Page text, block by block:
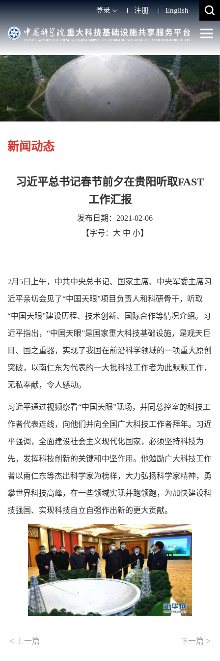
登录 注册 English
新闻动态
习近平总书记春节前夕在贵阳听取FAST
工作汇报
发布日期：2021-02-06
【字号： 大 中 小】
2月5日上午，中共中央总书记、国家主席、中央军委主席习
近平亲切会见了“中国天眼”项目负责人和科研骨干，听取
“中国天眼”建设历程、技术创新、国际合作等情况介绍。习
近平指出，“中国天眼”是国家重大科技基础设施，是观天巨
目、国之重器，实现了我国在前沿科学领域的一项重大原创
突破，以南仁东为代表的一大批科技工作者为此默默工作，
无私奉献，令人感动。
习近平通过视频察看“中国天眼”现场，并同总控室的科技工
作者代表连线，向他们并向全国广大科技工作者拜年。习近
平强调，全面建设社会主义现代化国家，必须坚持科技为
先，发挥科技创新的关键和中坚作用。他勉励广大科技工作
者以南仁东等杰出科学家为榜样，大力弘扬科学家精神，勇
攀世界科技高峰，在一些领域实现并跑领跑，为加快建设科
技强国、实现科技自立自强作出新的更大贡献。
< 上一篇 下一篇 >